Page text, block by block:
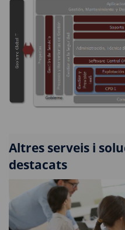
Altres serveis i
destacats